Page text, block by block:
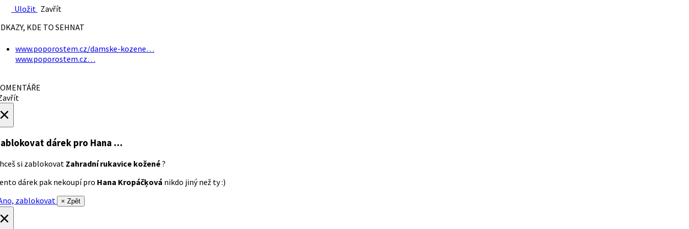
Uložit Zavřít
KDE TO SEHNAT
www.poporostem.cz/damske-kozene…
www.poporostem.cz…
dárek pro Hana …
si zablokovat Zahradní rukavice kožené?
dárek pak nekoupí pro Hana Kropáčķová nikdo jiný než ty :)
zablokovat
× Zpět